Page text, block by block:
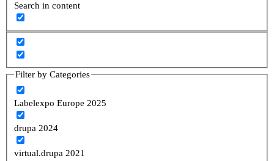
Search in content
Filter by Categories
Labelexpo Europe 2025
drupa 2024
virtual.drupa 2021